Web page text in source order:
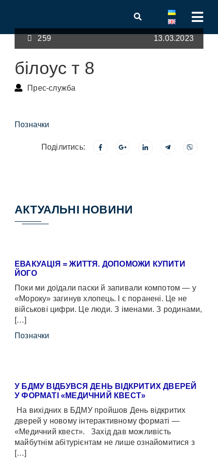
259 13.03.2023
білоус т 8
Прес-служба
Позначки
Поділитись:
АКТУАЛЬНІ НОВИНИ
ЕВАКУАЦІЯ = ЖИТТЯ. ДОПОМОЖИ КУПИТИ
ЙОГО
Поки ми доїдали паски й запивали компотом — у
«Мороку» загинув хлопець. І є поранені. Це не
військові цифри. Це люди. З іменами. З родинами,
[…]
Позначки
У БДМУ ВІДБУВСЯ ДЕНЬ ВІДКРИТИХ ДВЕРЕЙ
У ФОРМАТІ «МЕДИЧНИЙ КВЕСТ»
На вихідних в БДМУ пройшов День відкритих
дверей у новому інтерактивному форматі —
«Медичний квест». Захід дав можливість
майбутнім абітурієнтам не лише ознайомитися з
[…]